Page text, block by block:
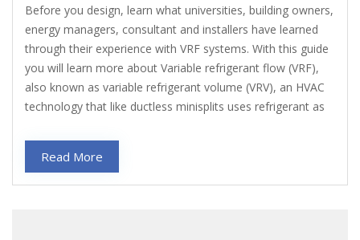
Before you design, learn what universities, building owners,
energy managers, consultant and installers have learned
through their experience with VRF systems. With this guide
you will learn more about Variable refrigerant flow (VRF),
also known as variable refrigerant volume (VRV), an HVAC
technology that like ductless minisplits uses refrigerant as
Read More